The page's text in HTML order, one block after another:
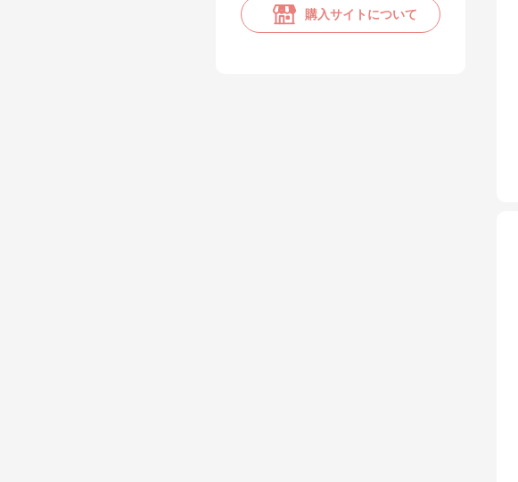
購入サイトについて